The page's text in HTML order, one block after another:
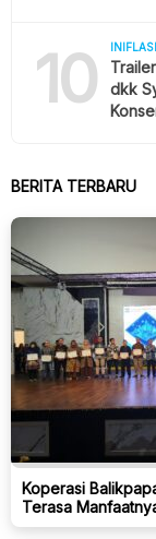
10
dkk
BERITA TERBARU
Koperasi
Terasa